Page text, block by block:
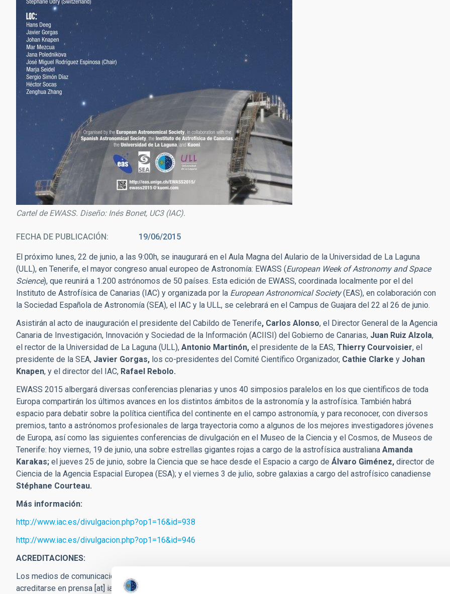
Cartel de EWASS. Diseño: Inés Bonet, UC3 (IAC).
FECHA DE PUBLICACIÓN 19/06/2015
El próximo lunes, 22 de junio, a las 9:00h, se inaugurará en el Aula Magna del Aulario de la Universidad de La Laguna
(ULL), en Tenerife, el mayor congreso anual europeo de Astronomía: EWASS (European Week of Astronomy and Space
Science), que reunirá a 1.200 astrónomos de 50 países. Esta edición de EWASS, coordinada localmente por el del
Instituto de Astrofísica de Canarias (IAC) y organizada por la European Astronomical Society(EAS), en colaboración con
la Sociedad Española de Astronomía (SEA), el IAC y la ULL, se celebrará en el Campus de Guajara del 22 al 26 de junio.
Asistirán al acto de inauguración el presidente del Cabildo de Tenerife, Carlos Alonso, el Director General de la Agencia
Canaria de Investigación, Innovación y Sociedad de la Información (ACIISI) del Gobierno de Canarias, Juan Ruiz Alzola,
el rector de la Universidad de La Laguna (ULL), Antonio Martinón, el presidente de la EAS, Thierry Courvoisier, el
presidente de la SEA, Javier Gorgas, los co-presidentes del Comité Científico Organizador, Cathie Clarke y Johan
Knapen, y el director del IAC, Rafael Rebolo.
EWASS 2015 albergará diversas conferencias plenarias y unos 40 simposios paralelos en los que científicos de toda
Europa compartirán los últimos avances en los distintos ámbitos de la astronomía y la astrofísica. También habrá
espacio para debatir sobre la política científica del continente en el campo astronomía, y para reconocer, con diversos
premios, tanto a astrónomos profesionales de larga trayectoria como a algunos de los mejores investigadores jóvenes
de Europa, así como las siguientes conferencias de divulgación en el Museo de la Ciencia y el Cosmos, de Museos de
Tenerife: hoy viernes, 19 de junio, una sobre estrellas gigantes rojas a cargo de la astrofísica australiana Amanda
Karakas; el jueves 25 de junio, sobre la Ciencia que se hace desde el Espacio a cargo de Álvaro Giménez, director de
Ciencia de la Agencia Espacial Europea (ESA); y el viernes 3 de julio, sobre galaxias a cargo del astrofísico canadiense
Stéphane Courteau.
Más información:
http://www.iac.es/divulgacion.php?op1=16&id=938
http://www.iac.es/divulgacion.php?op1=16&id=946
ACREDITACIONES:
Los medios de comunicación que quieran acceder a la inauguración y a cualquier sesión de este congreso pueden
acreditarse en prensa [at] iac.es(prensa[at]iac[dot]es)